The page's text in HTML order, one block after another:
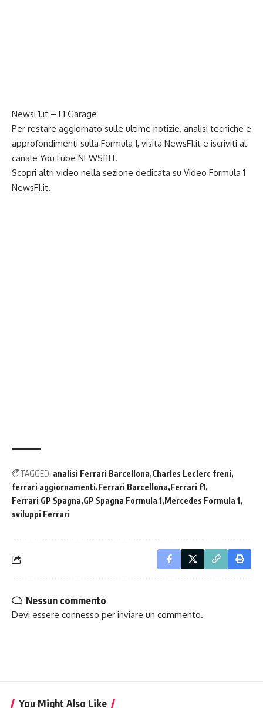
NewsF1.it – F1 Garage
Per restare aggiornato sulle ultime notizie, analisi tecniche e
approfondimenti sulla Formula 1, visita NewsF1.it e iscriviti al
canale YouTube NEWSf1IT.
Scopri altri video nella sezione dedicata su Video Formula 1
NewsF1.it.
TAGGED: analisi Ferrari Barcellona Charles Leclerc freni
ferrari aggiornamenti Ferrari Barcellona Ferrari f1
Ferrari GP Spagna GP Spagna Formula 1 Mercedes Formula 1
sviluppi Ferrari
Nessun commento
Devi essere connesso per inviare un commento.
You Might Also Like